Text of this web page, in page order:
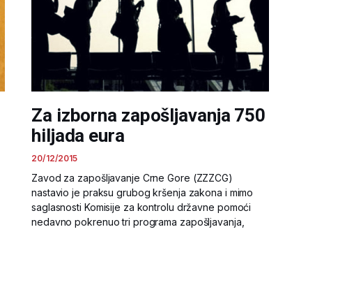
Za izborna zapošljavanja 750
hiljada eura
20/12/2015
Zavod za zapošljavanje Crne Gore (ZZZCG)
nastavio je praksu grubog kršenja zakona i mimo
saglasnosti Komisije za kontrolu državne pomoći
nedavno pokrenuo tri programa zapošljavanja,